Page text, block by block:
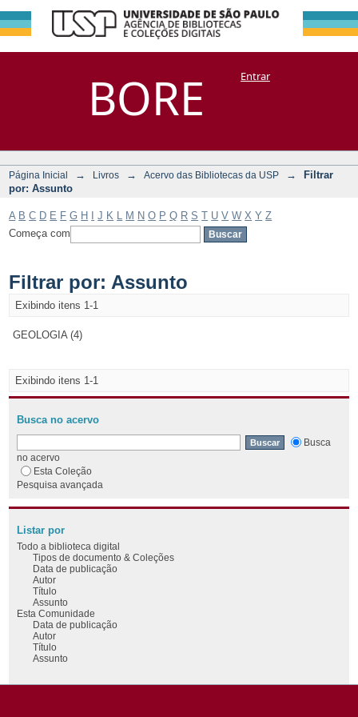
BORE
Filtrar por:
Assunto
DSpace/Manakin + CoriscoEntrar
Página Inicial → Livros → Acervo das Bibliotecas da USP →
Filtrar
por: Assunto
A B C D E F G H J K M N O P Q R S T U V W X Y Z
Começa com
Filtrar por: Assunto
Exibindo itens 1-1
GEOLOGIA (4)
Exibindo itens 1-1
Busca no acervo
Busca
no acervo
Esta Coleção
Pesquisa avançada
Listar por
Todo a biblioteca digital
Tipos de documento & Coleções
Data de publicação
Autor
Título
Assunto
Esta Comunidade
Data de publicação
Autor
Título
Assunto